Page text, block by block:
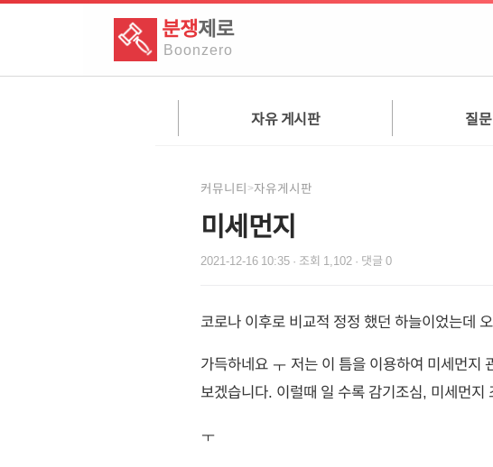
분쟁제로
Boonzero
자유 게시판 질
커뮤니티>자유게시판
미세먼지
2021-12-16 10:35 · 조회 1,102 · 댓글 0
코로나 이후로 비교적 정정 했던 하늘이었는데
가득하네요 ㅜ 저는 이 틈을 이용하여 미세먼지
보겠습니다. 이럴때 일 수록 감기조심, 미세먼지
ㅜ